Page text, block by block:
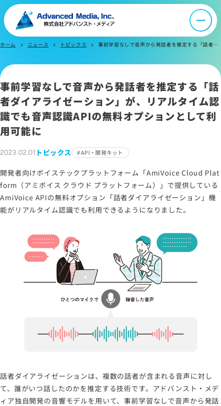
ニュース
採用情報
IR情報
よくあるご質問
お問い合わせ
サイトマップ
サイトのご利用について
ソーシャルメディアポリシー
情報セキュリティポリシー
労働者派遣事業に関わる情報
メールマガジン
ホーム chevron_right ニュース chevron_right トピックス chevron_right 事前学習なしで音声から発話者を推定する「話者ダイアライゼーション」が、リアルタイム認識でも音声認識APIの無料オプションとして利用可能に
事前学習なしで音声から発話者を推定する「話
者ダイアライゼーション」が、リアルタイム認
識でも音声認識APIの無料オプションとして利
用可能に
2023.02.01 トピックス API・開発キット
開発者向けボイステックプラットフォーム「AmiVoice Cloud Plat
form（アミボイス クラウド プラットフォーム）」で提供している
AmiVoice APIの無料オプション「話者ダイアライゼーション」機
能がリアルタイム認識でも利用できるようになりました。
話者ダイアライゼーションは、複数の話者が含まれる音声に対し
て、誰がいつ話したのかを推定する技術です。アドバンスト・メデ
ィア独自開発の音響モデルを用いて、事前学習なしで音声から発話